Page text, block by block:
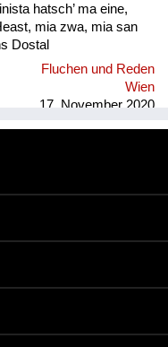
hatsch’ ma eine,
mia zwa, mia san
Dostal
Fluchen und Reden
Wien
17. November 2020